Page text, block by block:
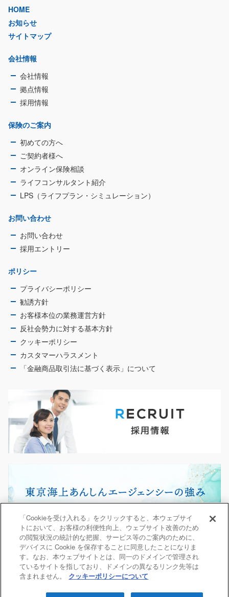
HOME
お知らせ
サイトマップ
会社情報
会社情報
拠点情報
採用情報
保険のご案内
初めての方へ
ご契約者様へ
オンライン保険相談
ライフコンサルタント紹介
LPS（ライフプラン・シミュレーション）
お問い合わせ
お問い合わせ
採用エントリー
ポリシー
プライバシーポリシー
勧誘方針
お客様本位の業務運営方針
反社会勢力に対する基本方針
クッキーポリシー
カスタマーハラスメント
「金融商品取引法に基づく表示」について
「Cookieを受け入れる」をクリックすると、本ウェブサイ
トにおいて、お客様の利便性向上、ウェブサイト改善のため
の閲覧状況の統計的な把握、サービス等のご案内のために、
デバイスに Cookie を保存することに同意したことになりま
す。なお、本ウェブサイトとは、同一のドメインで管理され
ているサイトを指しており、ドメインの異なるリンク先等は
含まれません。
クッキーポリシーについて